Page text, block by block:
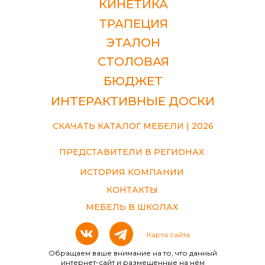
эргономики
Обращаем ваше внимание на то, что данный
интернет-сайт и размещённые на нём
Карта сайта
ПРЕДСТАВИТЕЛИ В РЕГИОНАХ
СКАЧАТЬ КАТАЛОГ МЕБЕЛИ | 2026
ИСТОРИЯ КОМПАНИИ
КОНТАКТЫ
МЕБЕЛЬ В ШКОЛАХ
БЮДЖЕТ
ИНТЕРАКТИВНЫЕ ДОСКИ
ЭТАЛОН
ТРАПЕЦИЯ
СТОЛОВАЯ
КИНЕТИКА